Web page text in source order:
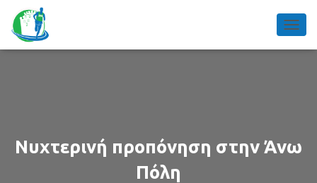
Νυχτερινή προπόνηση στην Άνω
Πόλη